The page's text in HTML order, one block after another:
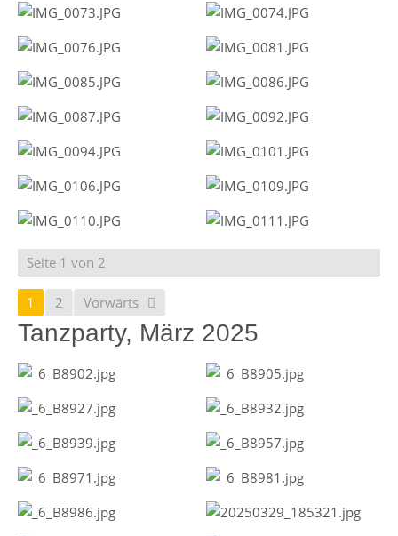
Seite 1 von 2
1 2 Vorwärts
Tanzparty, März 2025